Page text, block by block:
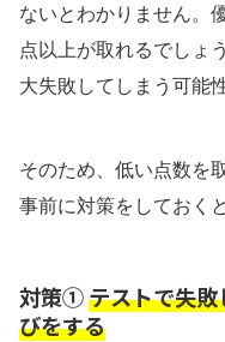
ないとわかりません。
点以上が取れるでしょ
大失敗してしまう可能
そのため、低い点数を
事前に対策をしておく
対策①テストで失敗
びをする